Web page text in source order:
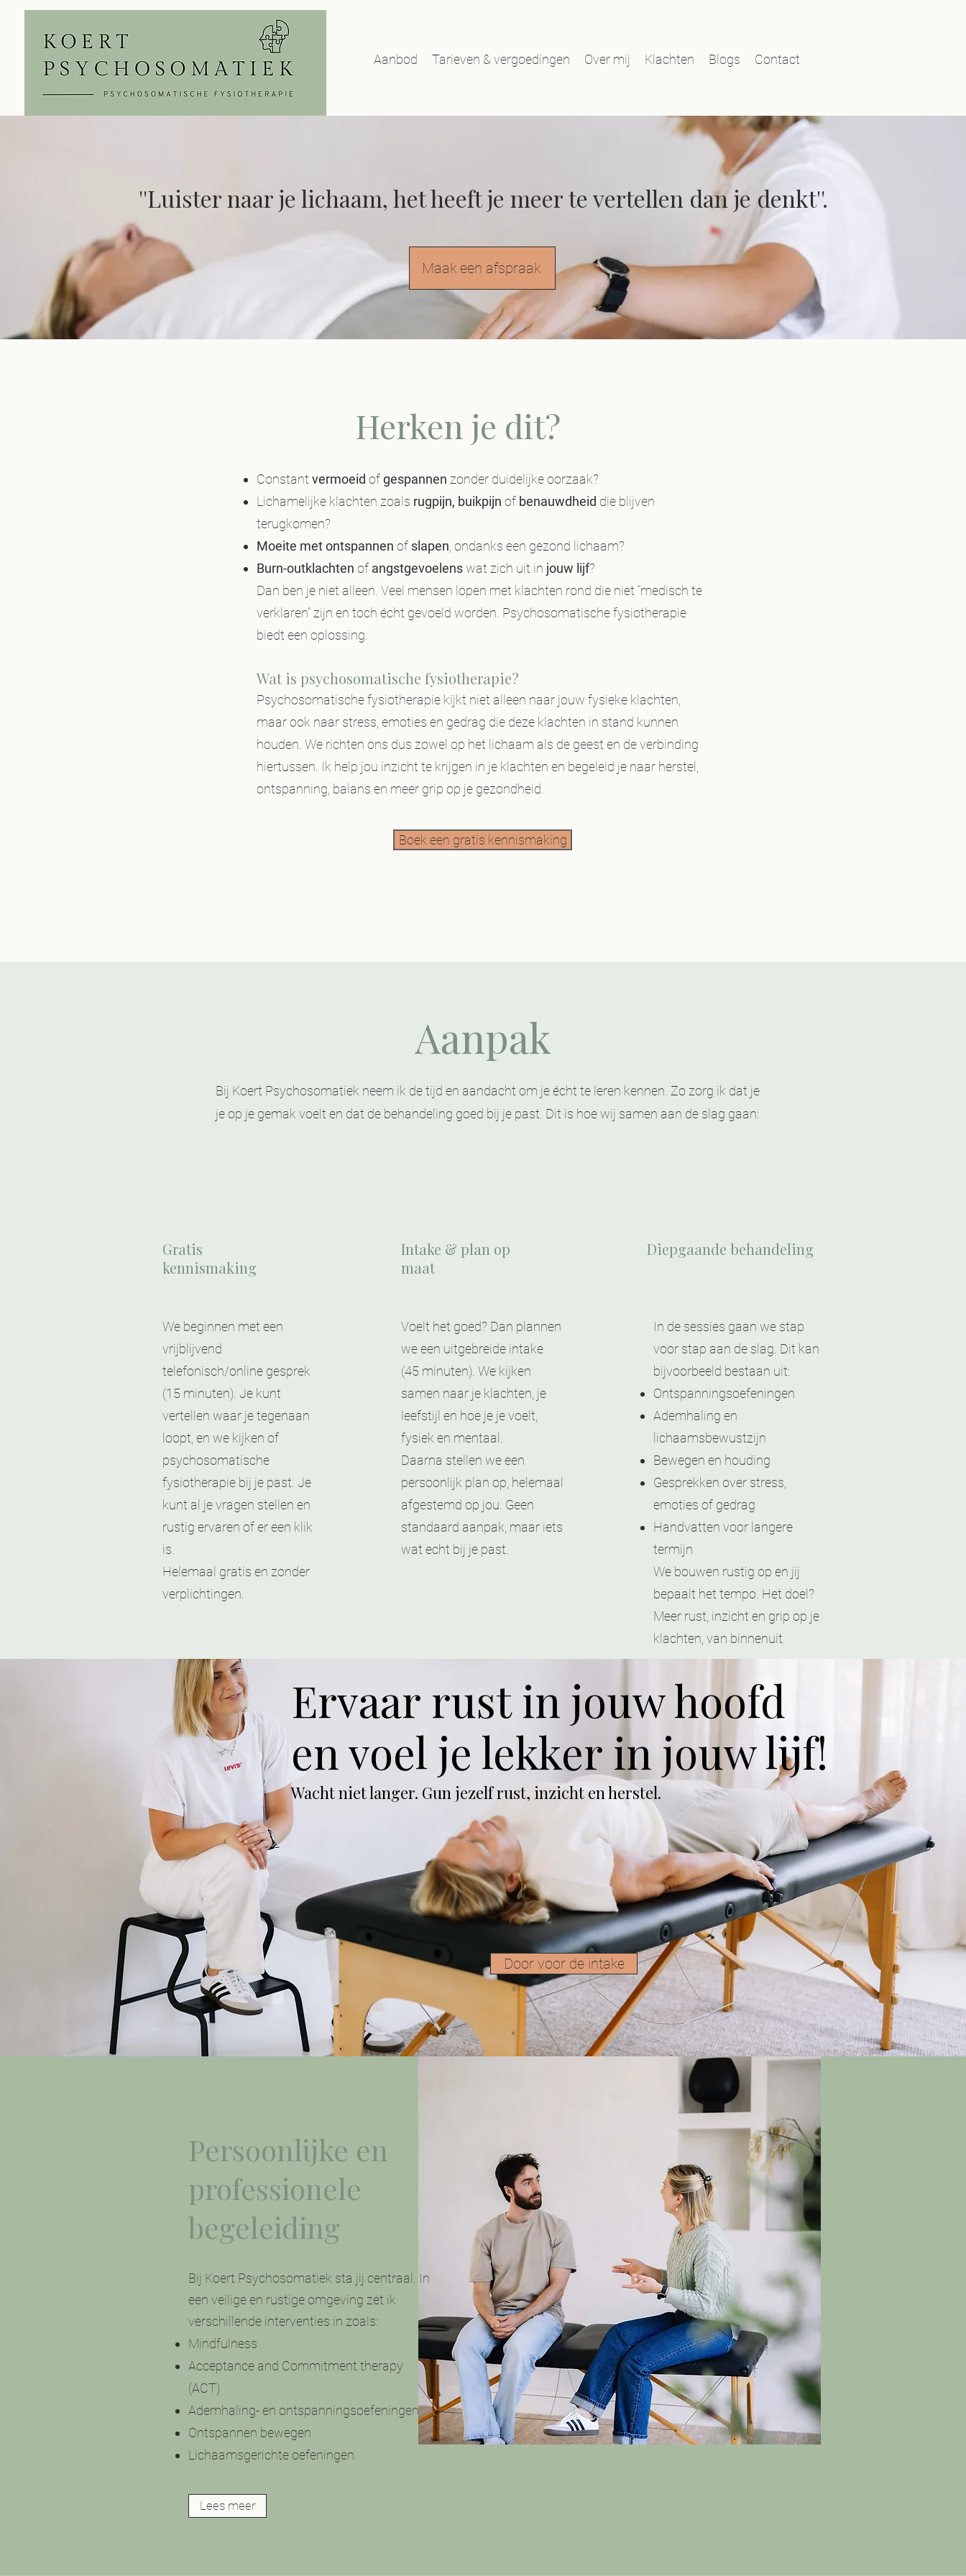
Aanbod Tarieven & vergoedingen Over mij Klachten Blogs Contact
​''Luister naar je lichaam, het heeft je meer te vertellen dan je denkt''.
Maak een afspraak
Herken je dit?
Constant vermoeid ofgespannen zonder duidelijke oorzaak?
Lichamelijke klachten zoals rugpijn, buikpijn of benauwdheid die blijven
terugkomen?
Moeite met ontspannen of slapen , ondanks een gezond lichaam?
Burn-outklachten of angstgevoelenswat zich uit in jouw lijf?
Dan ben je niet alleen. Veel mensen lopen met klachten rond die niet “medisch te
verklaren” zijn en toch écht gevoeld worden. Psychosomatische fysiotherapie
biedt een oplossing.
Wat is psychosomatische fysiotherapie?
Psychosomatische fysiotherapie kijkt niet alleen naar jouw fysieke klachten,
maar ook naar stress, emoties en gedrag die deze klachten in stand kunnen
houden. We richten ons dus zowel op het lichaam als de geest en de verbinding
hiertussen. Ik help jou inzicht te krijgen in je klachten en begeleid je naar herstel,
ontspanning, balans en meer grip op je gezondheid.
Boek een gratis kennismaking
Aanpak
​Bij Koert Psychosomatiek neem ik de tijd en aandacht om je écht te leren kennen. Zo zorg ik dat je
je op je gemak voelt en dat de behandeling goed bij je past. Dit is hoe wij samen aan de slag gaan:
Gratis
kennismaking
We beginnen met een
vrijblijvend
telefonisch/online gesprek
(15 minuten). Je kunt
vertellen waar je tegenaan
loopt, en we kijken of
psychosomatische
fysiotherapie bij je past. Je
kunt al je vragen stellen en
rustig ervaren of er een klik
is.
Helemaal gratis en zonder
verplichtingen.
Intake & plan op
maat
Voelt het goed? Dan plannen
we een uitgebreide intake
(45 minuten). We kijken
samen naar je klachten, je
leefstijl en hoe je je voelt,
fysiek en mentaal.
Daarna stellen we een
persoonlijk plan op, helemaal
afgestemd op jou. Geen
standaard aanpak, maar iets
wat echt bij je past.
Diepgaande behandeling
In de sessies gaan we stap
voor stap aan de slag. Dit kan
bijvoorbeeld bestaan uit:
Ontspanningsoefeningen
Ademhaling en
lichaamsbewustzijn
Bewegen en houding
Gesprekken over stress,
emoties of gedrag
Handvatten voor langere
termijn
We bouwen rustig op en jij
bepaalt het tempo. Het doel?
Meer rust, inzicht en grip op je
klachten, van binnenuit.
Ervaar rust in jouw hoofd
en voel je lekker in jouw lijf!
Wacht niet langer. Gun jezelf rust, inzicht en herstel.
Door voor de intake
Persoonlijke en
professionele
begeleiding
Bij Koert Psychosomatiek sta jij centraal. In
een veilige en rustige omgeving zet ik
verschillende interventies in zoals:
Mindfulness
Acceptance and Commitment therapy
(ACT)
Ademhaling- en ontspanningsoefeningen
Ontspannen bewegen
Lichaamsgerichte oefeningen
Lees meer